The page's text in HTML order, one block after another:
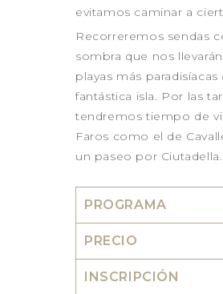
evitamos caminar a
Recorreremos sendas
sombra que nos
playas más paradisíacas
fantástica isla. Por las
tendremos tiempo de
Faros como el de
un paseo por Ciutadella.
PROGRAMA
PRECIO
INSCRIPCIÓN